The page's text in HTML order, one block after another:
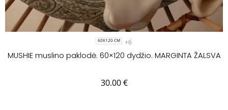
60X120 CM +6
MUSHIE muslino paklodė. 60×120 dydžio. MARGINTA ŽALSVA
30.00€